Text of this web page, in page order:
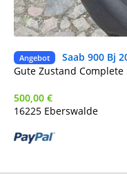
Angebot
Saab 900 Bj
500,00 €
16225 Eberswalde